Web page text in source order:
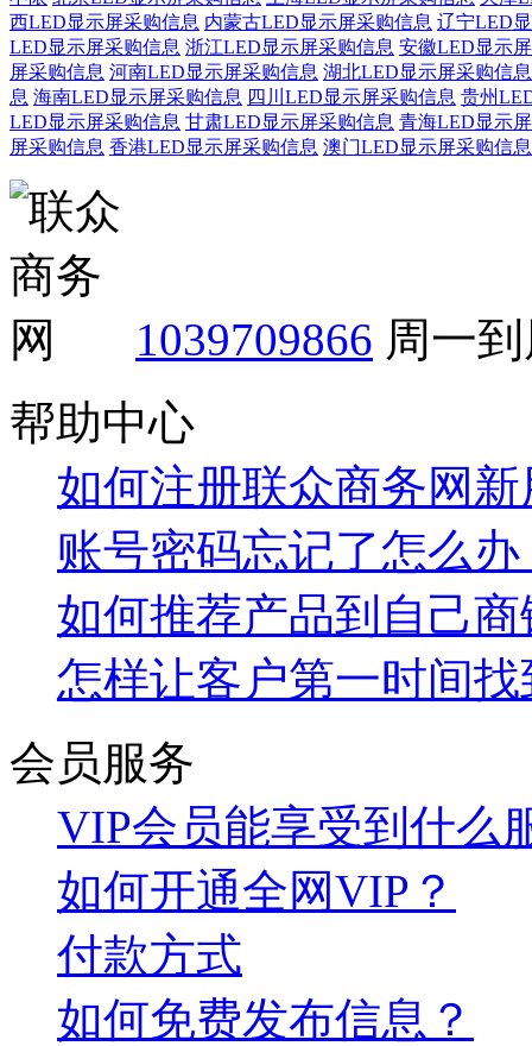
西LED显示屏采购信息 内蒙古LED显示屏采购信息 辽宁LED
LED显示屏采购信息 浙江LED显示屏采购信息 安徽LED显示
屏采购信息 河南LED显示屏采购信息 湖北LED显示屏采购信息
息 海南LED显示屏采购信息 四川LED显示屏采购信息 贵州
LED显示屏采购信息 甘肃LED显示屏采购信息 青海LED显示
屏采购信息 香港LED显示屏采购信息 澳门LED显示屏采购信息
1039709866 周一
帮助中心
如何注册联众商务网
账号密码忘记了怎么办
如何推荐产品到自己
怎样让客户第一时间
会员服务
VIP会员能享受到什么
如何开通全网VIP？
付款方式
如何免费发布信息？